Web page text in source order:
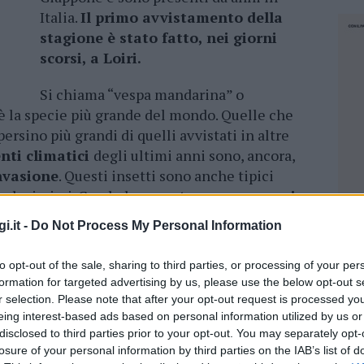
- Do Not Process My Personal Information
opt-out of the sale, sharing to third parties, or processing of your
for targeted advertising by us, please use the below opt-out
selection. Please note that after your opt-out request is processed
interest-based ads based on personal information utilized by us
to third parties prior to your opt-out. You may separately
of your personal information by third parties on the IAB’s list of
Italia. Il primo avvistamento della
stagione è stato fatto, nei giorni
scorsi, a Loiri.
Si chiama “vespa mandarina” o
la specie più grande del mondo. Quelle che
più grandi di quelli avvistati in altre
climatici degli ultimi anni sono, ancora,
. Questi insetti sono anche tipici
Con le loro punturesono capaci
e perfino gli umani
sono una minaccia anche per le api,
di tutta la specie e la catena
ore, stanno facendo tremare tutta la
molto e si muove in sciami potrebbe,
il nord Sardegna e in tutta l’Isola.